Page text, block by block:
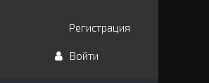
Регистрация
Войти